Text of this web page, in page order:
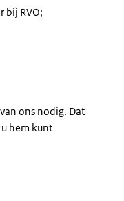
bij RVO;
ons nodig. Dat
hem kunt